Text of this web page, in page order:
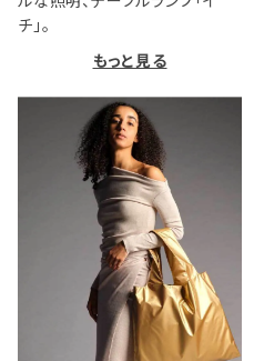
チ」。
もっと見る